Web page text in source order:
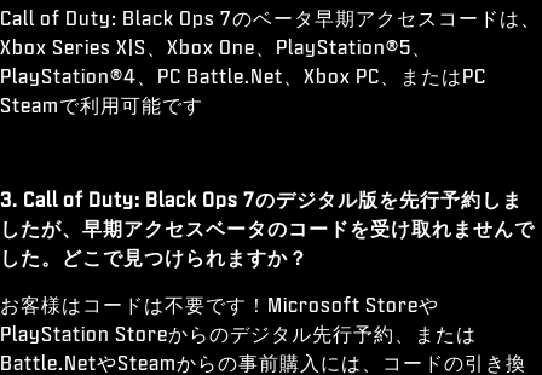
Call of Duty: Black Ops 7のベータ早期アクセスコードは、
Xbox Series X|S、Xbox One、PlayStation®5、
PlayStation®4、PC Battle.Net、Xbox PC、またはPC
Steamで利用可能です
3. Call of Duty: Black Ops 7のデジタル版を先行予約しま
したが、早期アクセスベータのコードを受け取れませんで
した。どこで見つけられますか？
お客様はコードは不要です！Microsoft Storeや
PlayStation Storeからのデジタル先行予約、または
Battle.NetやSteamからの事前購入には、コードの引き換